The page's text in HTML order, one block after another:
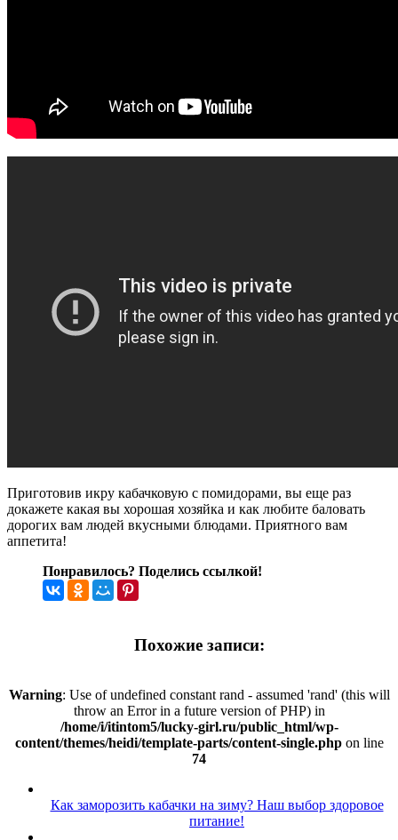
Приготовив икру кабачковую с помидорами, вы еще раз
докажете какая вы хорошая хозяйка и как любите баловать
дорогих вам людей вкусными блюдами. Приятного вам
аппетита!
Понравилось? Поделись ссылкой!
Похожие записи:
Warning: Use of undefined constant rand - assumed 'rand' (this will
throw an Error in a future version of PHP) in
/home/i/itintom5/lucky-girl.ru/public_html/wp-
content/themes/heidi/template-parts/content-single.phpon line
74
Как заморозить кабачки на зиму? Наш выбор здоровое
питание!